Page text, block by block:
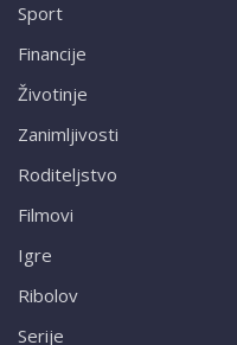
Sport
Financije
Životinje
Zanimljivosti
Roditeljstvo
Filmovi
Igre
Ribolov
Serije